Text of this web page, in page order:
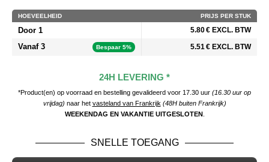
HOEVEELHEID PRIJS PER STUK
Door 1 5.80 € EXCL. BTW
Vanaf 3 Bespaar 5% 5.51 € EXCL. BTW
24H LEVERING *
*Product(en) op voorraad en bestelling gevalideerd voor 17.30 uur (16.30 uur op
vrijdag) naar het vasteland van Frankrijk (48H buiten Frankrijk)
WEEKENDAG EN VAKANTIE UITGESLOTEN.
SNELLE TOEGANG